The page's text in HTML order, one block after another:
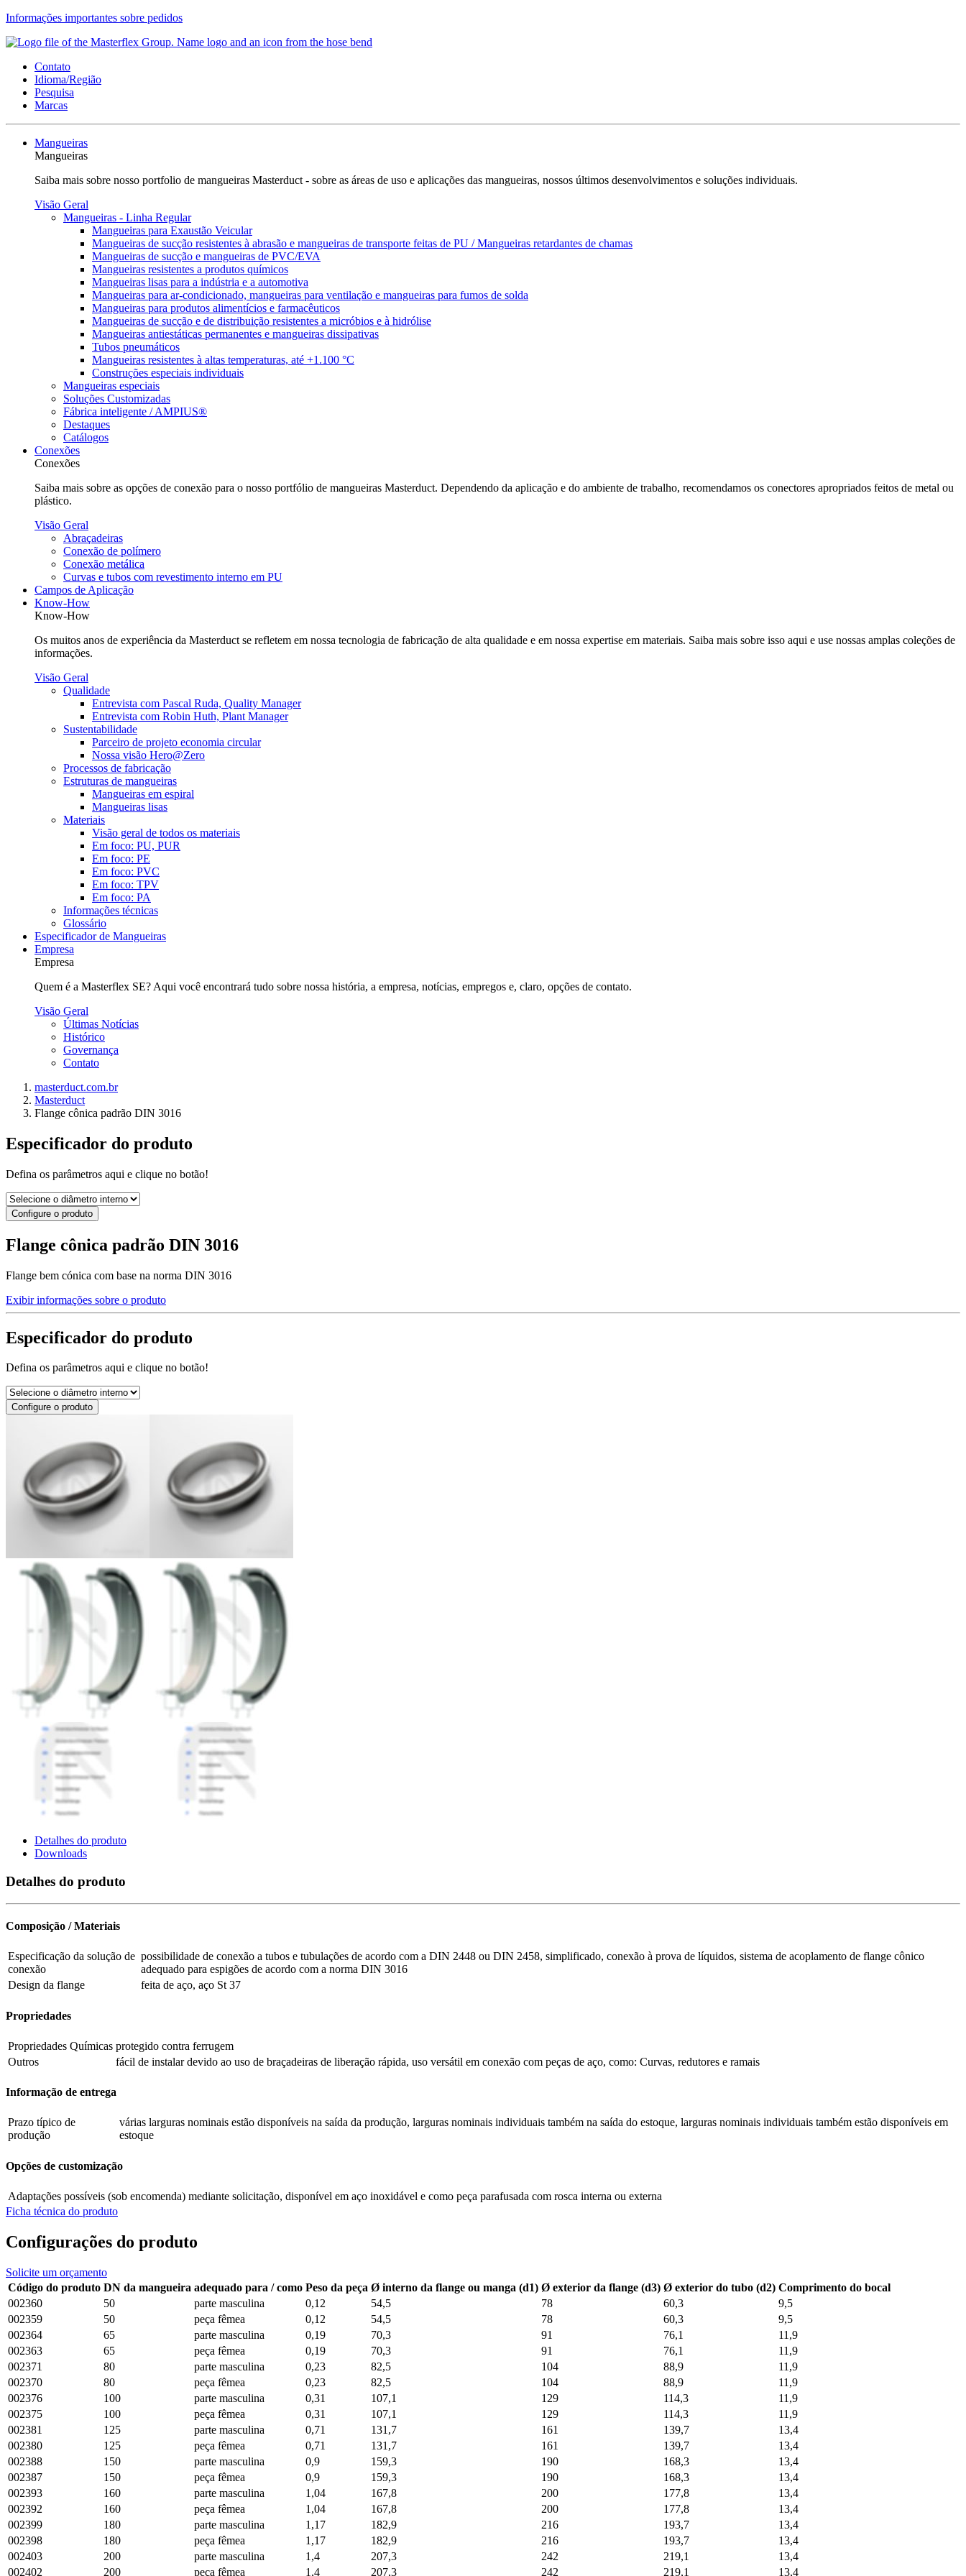
Informações importantes sobre pedidos
Contato
Idioma/Região
Pesquisa
Marcas
Mangueiras
Mangueiras
Saiba mais sobre nosso portfolio de mangueiras Masterduct - sobre as áreas de uso e aplicações das mangueiras, nossos últimos desenvolvimentos e soluções individuais.
Visão Geral
Mangueiras - Linha Regular
Mangueiras para Exaustão Veicular
Mangueiras de sucção resistentes à abrasão e mangueiras de transporte feitas de PU / Mangueiras retardantes de chamas
Mangueiras de sucção e mangueiras de PVC/EVA
Mangueiras resistentes a produtos químicos
Mangueiras lisas para a indústria e a automotiva
Mangueiras para ar-condicionado, mangueiras para ventilação e mangueiras para fumos de solda
Mangueiras para produtos alimentícios e farmacêuticos
Mangueiras de sucção e de distribuição resistentes a micróbios e à hidrólise
Mangueiras antiestáticas permanentes e mangueiras dissipativas
Tubos pneumáticos
Mangueiras resistentes à altas temperaturas, até +1.100 °C
Construções especiais individuais
Mangueiras especiais
Soluções Customizadas
Fábrica inteligente / AMPIUS®
Destaques
Catálogos
Conexões
Conexões
Saiba mais sobre as opções de conexão para o nosso portfólio de mangueiras Masterduct. Dependendo da aplicação e do ambiente de trabalho, recomendamos os conectores apropriados feitos de metal ou
plástico.
Visão Geral
Abraçadeiras
Conexão de polímero
Conexão metálica
Curvas e tubos com revestimento interno em PU
Campos de Aplicação
Know-How
Know-How
Os muitos anos de experiência da Masterduct se refletem em nossa tecnologia de fabricação de alta qualidade e em nossa expertise em materiais. Saiba mais sobre isso aqui e use nossas amplas coleções de
informações.
Visão Geral
Qualidade
Entrevista com Pascal Ruda, Quality Manager
Entrevista com Robin Huth, Plant Manager
Sustentabilidade
Parceiro de projeto economia circular
Nossa visão Hero@Zero
Processos de fabricação
Estruturas de mangueiras
Mangueiras em espiral
Mangueiras lisas
Materiais
Visão geral de todos os materiais
Em foco: PU, PUR
Em foco: PE
Em foco: PVC
Em foco: TPV
Em foco: PA
Informações técnicas
Glossário
Especificador de Mangueiras
Empresa
Empresa
Quem é a Masterflex SE? Aqui você encontrará tudo sobre nossa história, a empresa, notícias, empregos e, claro, opções de contato.
Visão Geral
Últimas Notícias
Histórico
Governança
Contato
masterduct.com.br
Masterduct
Flange cônica padrão DIN 3016
Especificador do produto
Defina os parâmetros aqui e clique no botão!
Configure o produto
Flange cônica padrão DIN 3016
Flange bem cónica com base na norma DIN 3016
Exibir informações sobre o produto
Especificador do produto
Defina os parâmetros aqui e clique no botão!
Configure o produto
Detalhes do produto
Downloads
Detalhes do produto
Composição / Materiais
Especificação da solução de
conexão
possibilidade de conexão a tubos e tubulações de acordo com a DIN 2448 ou DIN 2458, simplificado, conexão à prova de líquidos, sistema de acoplamento de flange cônico
adequado para espigões de acordo com a norma DIN 3016
Design da flange
feita de aço, aço St 37
Propriedades
Propriedades Químicas protegido contra ferrugem
Outros
fácil de instalar devido ao uso de braçadeiras de liberação rápida, uso versátil em conexão com peças de aço, como: Curvas, redutores e ramais
Informação de entrega
Prazo típico de
produção
várias larguras nominais estão disponíveis na saída da produção, larguras nominais individuais também na saída do estoque, larguras nominais individuais também estão disponíveis em
estoque
Opções de customização
Adaptações possíveis (sob encomenda) mediante solicitação, disponível em aço inoxidável e como peça parafusada com rosca interna ou externa
Ficha técnica do produto
Configurações do produto
Solicite um orçamento
Código do produto DN da mangueira adequado para / como Peso da peça Ø interno da flange ou manga (d1) Ø exterior da flange (d3) Ø exterior do tubo (d2) Comprimento do bocal
002360
50 parte masculina 0,12 54,5 78 60,3
9,5
002359
50 peça fêmea 0,12 54,5 78 60,3
9,5
002364
65 parte masculina 0,19 70,3 91 76,1
11,9
002363
65 peça fêmea 0,19 70,3 91 76,1
11,9
002371
80 parte masculina 0,23 82,5 104 88,9
11,9
002370
80 peça fêmea 0,23 82,5 104 88,9
11,9
002376
100 parte masculina 0,31 107,1 129 114,3
11,9
002375
100 peça fêmea 0,31 107,1 129 114,3
11,9
002381
125 parte masculina 0,71 131,7 161 139,7
13,4
002380
125 peça fêmea 0,71 131,7 161 139,7
13,4
002388
150 parte masculina 0,9 159,3 190 168,3
13,4
002387
150 peça fêmea 0,9 159,3 190 168,3
13,4
002393
160 parte masculina 1,04 167,8 200 177,8
13,4
002392
160 peça fêmea 1,04 167,8 200 177,8
13,4
002399
180 parte masculina 1,17 182,9 216 193,7
13,4
002398
180 peça fêmea 1,17 182,9 216 193,7
13,4
002403
200 parte masculina 1,4 207,3 242 219,1
13,4
002402
200 peça fêmea 1,4 207,3 242 219,1 13,4